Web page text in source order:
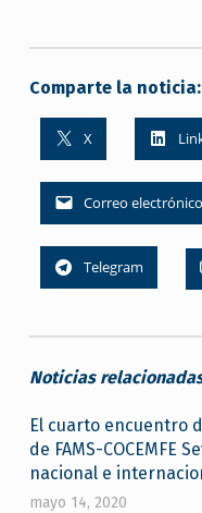
Comparte la noticia:
X
Correo electrónico
Telegram
Noticias
El cuarto encuentro
de FAMS-COCEMFE
nacional e
mayo 14, 2020